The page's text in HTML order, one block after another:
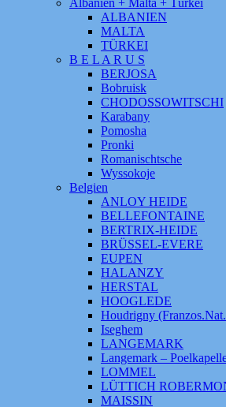
Albanien + Malta + Türkei
ALBANIEN
MALTA
TÜRKEI
B E L A R U S
BERJOSA
Bobruisk
CHODOSSOWITSCHI
Karabany
Pomosha
Pronki
Romanischtsche
Wyssokoje
Belgien
ANLOY HEIDE
BELLEFONTAINE
BERTRIX-HEIDE
BRÜSSEL-EVERE
EUPEN
HALANZY
HERSTAL
HOOGLEDE
Houdrigny
Iseghem
LANGEMARK
Langemark –
LOMMEL
LÜTTICH
MAISSIN